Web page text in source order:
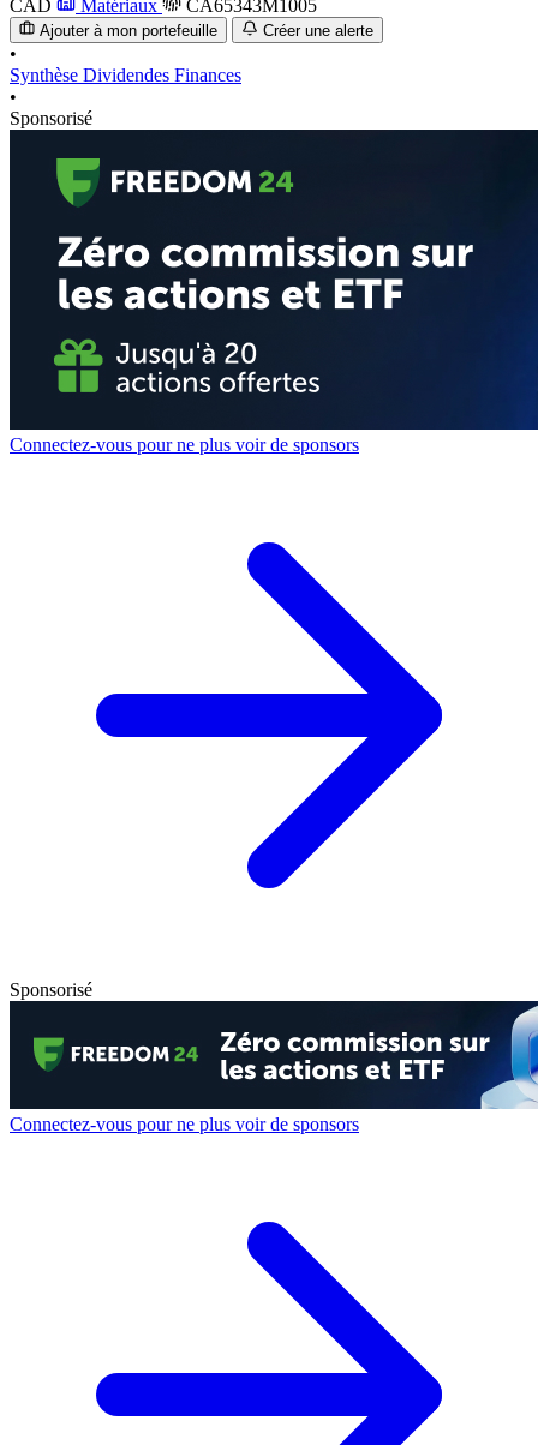
CAD
Matériaux CA65343M1005
Ajouter à mon portefeuille Créer une alerte
•
Synthèse Dividendes Finances
•
Sponsorisé
Connectez-vous pour ne plus voir de sponsors
Sponsorisé
Connectez-vous pour ne plus voir de sponsors